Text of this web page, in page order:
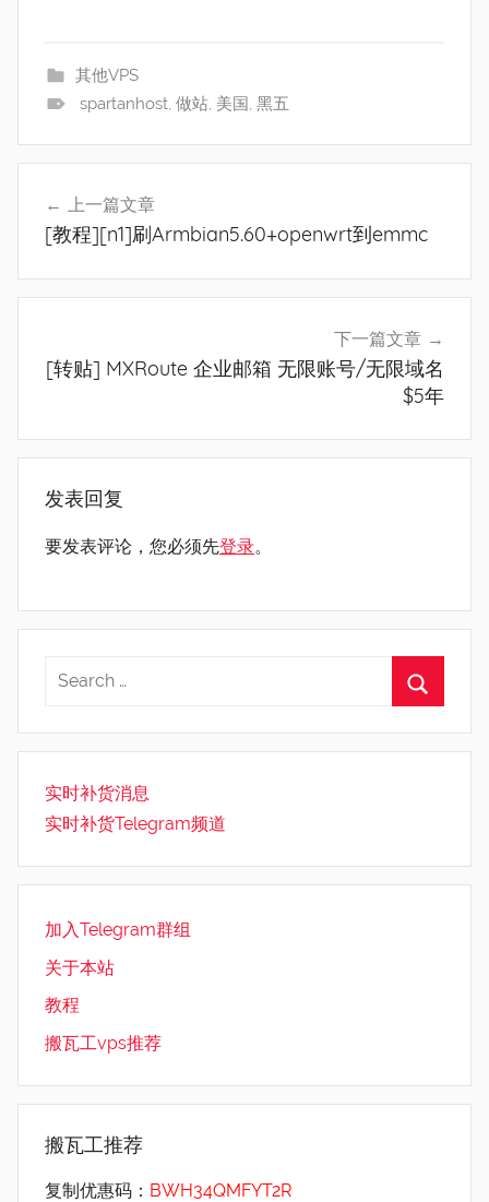
其他VPS
spartanhost, 做站, 美国 , 黑五
航
上一篇文章
[教程][n1]刷Armbian5.60+openwrt到emmc
下一篇文章
[转贴] MXRoute 企业邮箱 无限账号/无限域名
$5年
发表回复
要发表评论，您必须先登录。
实时补货消息
实时补货Telegram频道
加入Telegram群组
关于本站
教程
搬瓦工vps推荐
搬瓦工推荐
复制优惠码： BWH34QMFYT2R